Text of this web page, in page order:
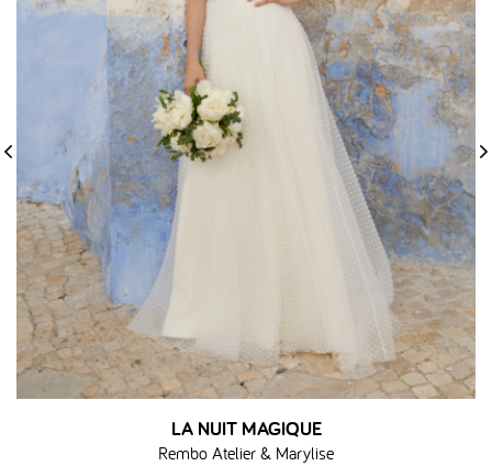
LA NUIT MAGIQUE
Rembo Atelier & Marylise